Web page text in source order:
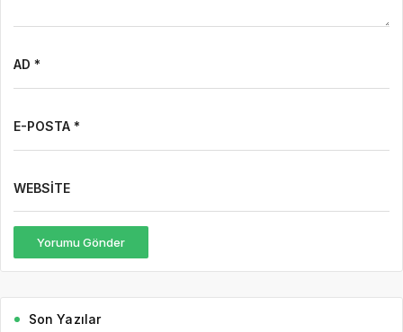
AD *
E-POSTA *
WEBSITE
Yorumu Gönder
Son Yazılar